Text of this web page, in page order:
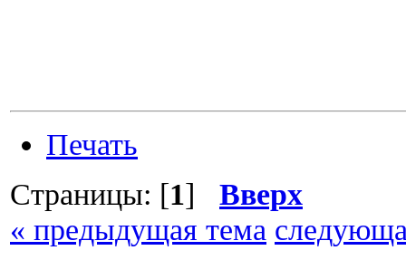
Печать
Страницы: [1] Вверх
« предыдущая тема